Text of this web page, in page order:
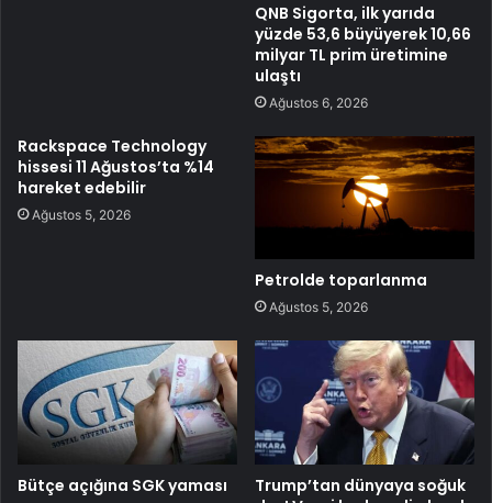
QNB Sigorta, ilk yarıda
yüzde 53,6 büyüyerek 10,66
milyar TL prim üretimine
ulaştı
Ağustos 6, 2026
Rackspace Technology
hissesi 11 Ağustos’ta %14
hareket edebilir
Ağustos 5, 2026
Petrolde toparlanma
Ağustos 5, 2026
Bütçe açığına SGK yaması
Trump’tan dünyaya soğuk